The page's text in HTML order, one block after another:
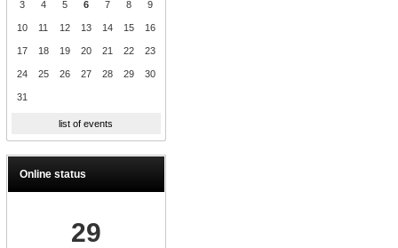
3 4 5 6 7 8 9
10 11 12 13 14 15 16
17 18 19 20 21 22 23
24 25 26 27 28 29 30
31
list of events
Online status
29